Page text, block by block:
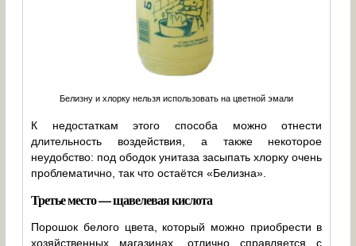
Белизну и хлорку нельзя использовать на цветной эмали
К недостаткам этого способа можно отнести
длительность воздействия, а также некоторое
неудобство: под ободок унитаза засыпать хлорку очень
проблематично, так что остаётся «Белизна».
Третье место — щавелевая кислота
Порошок белого цвета, который можно приобрести в
хозяйственных магазинах, отлично справляется с